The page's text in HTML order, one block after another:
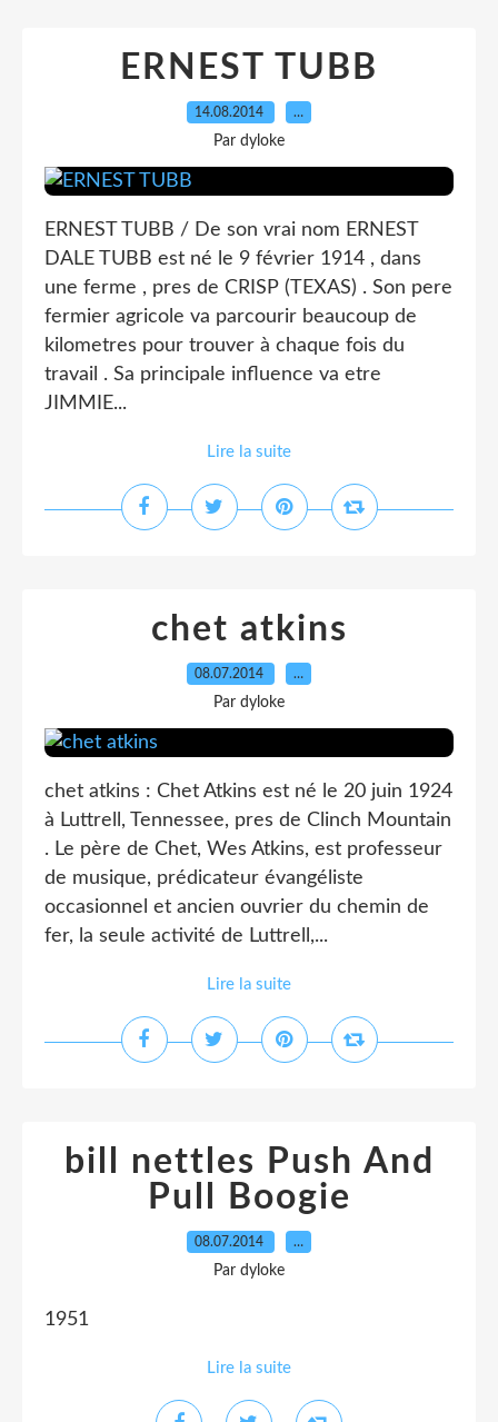
ERNEST TUBB
14.08.2014 …
Par dyloke
ERNEST TUBB / De son vrai nom ERNEST
DALE TUBB est né le 9 février 1914 , dans
une ferme , pres de CRISP (TEXAS) . Son pere
fermier agricole va parcourir beaucoup de
kilometres pour trouver à chaque fois du
travail . Sa principale influence va etre
JIMMIE...
Lire la suite
chet atkins
08.07.2014 …
Par dyloke
chet atkins : Chet Atkins est né le 20 juin 1924
à Luttrell, Tennessee, pres de Clinch Mountain
. Le père de Chet, Wes Atkins, est professeur
de musique, prédicateur évangéliste
occasionnel et ancien ouvrier du chemin de
fer, la seule activité de Luttrell,...
Lire la suite
bill nettles Push And
Pull Boogie
08.07.2014 …
Par dyloke
1951
Lire la suite